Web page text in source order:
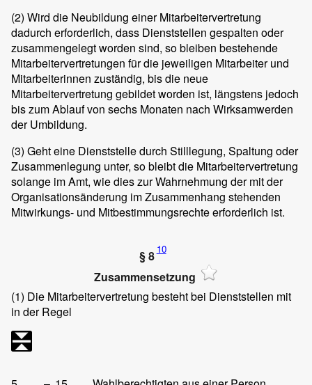
(2) Wird die Neubildung einer Mitarbeitervertretung
dadurch erforderlich, dass Dienststellen gespalten oder
zusammengelegt worden sind, so bleiben bestehende
Mitarbeitervertretungen für die jeweiligen Mitarbeiter und
Mitarbeiterinnen zuständig, bis die neue
Mitarbeitervertretung gebildet worden ist, längstens jedoch
bis zum Ablauf von sechs Monaten nach Wirksamwerden
der Umbildung.
(3) Geht eine Dienststelle durch Stilllegung, Spaltung oder
Zusammenlegung unter, so bleibt die Mitarbeitervertretung
solange im Amt, wie dies zur Wahrnehmung der mit der
Organisationsänderung im Zusammenhang stehenden
Mitwirkungs- und Mitbestimmungsrechte erforderlich ist.
§ 8 10
Zusammensetzung
(1) Die Mitarbeitervertretung besteht bei Dienststellen mit
in der Regel